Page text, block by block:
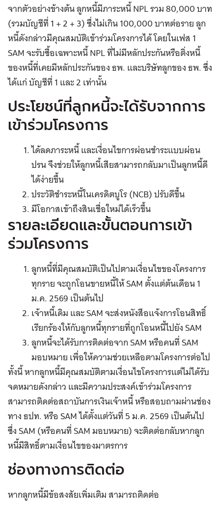
จากตัวอย่างข้างต้น ลูกหนี้มีภาระหนี้ NPL รวม 80,000 บาท
(รวมบัญชีที่ 1 + 2 + 3) ซึ่งไม่เกิน 100,000 บาทต่อราย ลูก
หนี้ดังกล่าวมีคุณสมบัติเข้าร่วมโครงการได้ โดยในเฟส 1
SAM จะรับซื้อเฉพาะหนี้ NPL ที่ไม่มีหลักประกันหรือติ่งหนี้
ของหนี้ที่เคยมีหลักประกันของ ธพ. และบริษัทลูกของ ธพ. ซึ่ง
ได้แก่ บัญชีที่ 1 และ 2 เท่านั้น
ประโยชน์ที่ลูกหนี้จะได้รับจากการ
เข้าร่วมโครงการ
ได้ลดภาระหนี้ และเงื่อนไขการผ่อนชำระแบบผ่อน
ปรน จึงช่วยให้ลูกหนี้เสียสามารถกลับมาเป็นลูกหนี้ดี
ได้ง่ายขึ้น
ประวัติชำระหนี้ในเครดิตบูโร (NCB) ปรับดีขึ้น
มีโอกาสเข้าถึงสินเชื่อใหม่ได้เร็วขึ้น
รายละเอียดและขั้นตอนการเข้า
ร่วมโครงการ
ลูกหนี้ที่มีคุณสมบัติเป็นไปตามเงื่อนไขของโครงการ
ทุกราย จะถูกโอนขายหนี้ให้ SAM ตั้งแต่ต้นเดือน 1
ม.ค. 2569 เป็นต้นไป
เจ้าหนี้เดิม และ SAM จะส่งหนังสือแจ้งการโอนสิทธิ์
เรียกร้องให้กับลูกหนี้ทุกรายที่ถูกโอนหนี้ไปยัง SAM
ลูกหนี้จะได้รับการติดต่อจาก SAM หรือคนที่ SAM
มอบหมาย เพื่อให้ความช่วยเหลือตามโครงการต่อไป
ทั้งนี้ หากลูกหนี้มีคุณสมบัติตามเงื่อนไขโครงการแต่ไม่ได้รับ
จดหมายดังกล่าว และมีความประสงค์เข้าร่วมโครงการ
สามารถติดต่อสถาบันการเงินเจ้าหนี้ หรือสอบถามผ่านช่อง
ทาง ธปท. หรือ SAM ได้ตั้งแต่วันที่ 5 ม.ค. 2569 เป็นต้นไป
ซึ่ง SAM (หรือคนที่ SAM มอบหมาย) จะติดต่อกลับหากลูก
หนี้มีสิทธิ์ตามเงื่อนไขของมาตรการ
ช่องทางการติดต่อ
หากลูกหนี้มีข้อสงสัยเพิ่มเติม สามารถติดต่อ